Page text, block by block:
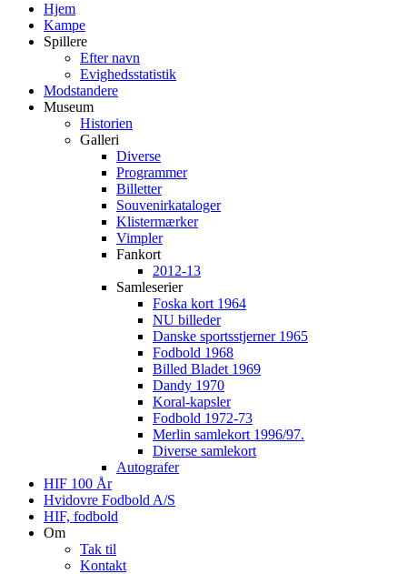
Hjem
Kampe
Spillere
Efter navn
Evighedsstatistik
Modstandere
Museum
Historien
Galleri
Diverse
Programmer
Billetter
Souvenirkataloger
Klistermærker
Vimpler
Fankort
2012-13
Samleserier
Foska kort 1964
NU billeder
Danske sportsstjerner 1965
Fodbold 1968
Billed Bladet 1969
Dandy 1970
Koral-kapsler
Fodbold 1972-73
Merlin samlekort 1996/97.
Diverse samlekort
Autografer
HIF 100 År
Hvidovre Fodbold A/S
HIF, fodbold
Om
Tak til
Kontakt